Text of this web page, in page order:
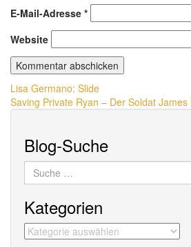
E-Mail-Adresse *
Website
Beitragsnavigation
Lisa Germano: Slide
Saving Private Ryan – Der Soldat James
Blog-Suche
Suche
nach:
Kategorien
Kategorien